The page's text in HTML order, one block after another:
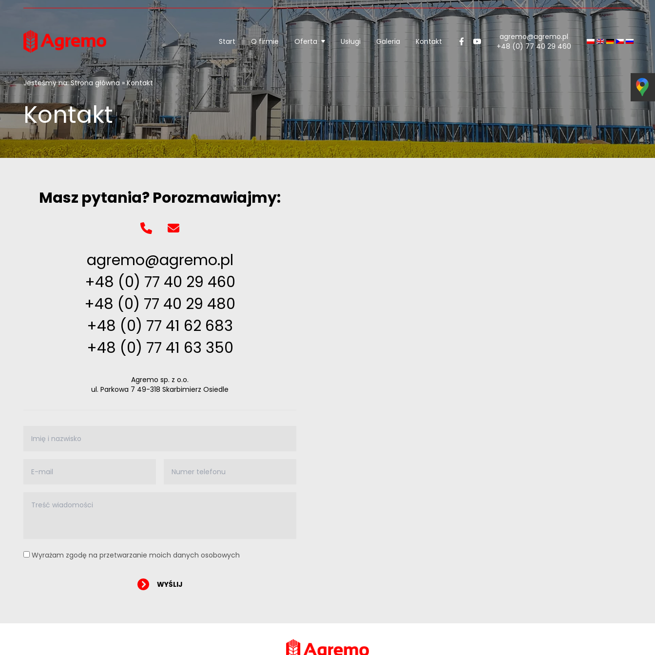
Przejdź do treści
Start O firmie Oferta Usługi Galeria Kontakt
agremo@agremo.pl
+48 (0) 77 40 29 460
Jesteśmy na:Strona główna » Kontakt
Kontakt
Masz pytania? Porozmawiajmy:
agremo@agremo.pl
+48 (0) 77 40 29 460
+48 (0) 77 40 29 480
+48 (0) 77 41 62 683
+48 (0) 77 41 63 350
Agremo sp. z o.o.
ul. Parkowa 7 49-318 Skarbimierz Osiedle
Wyrażam zgodę na przetwarzanie moich danych osobowych